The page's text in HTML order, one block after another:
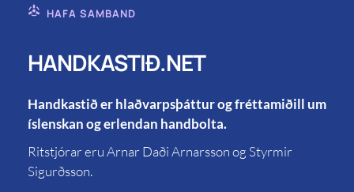
HAFA SAMBAND
HANDKASTIÐ.NET
Handkastið er hlaðvarpsþáttur og fréttamiðill um
íslenskan og erlendan handbolta.
Ritstjórar eru Arnar Daði Arnarsson og Styrmir
Sigurðsson.